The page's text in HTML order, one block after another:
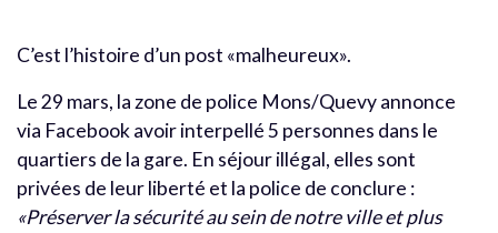
C’est l’histoire d’un post «malheureux».
Le 29 mars, la zone de police Mons/Quevy annonce
via Facebook avoir interpellé 5 personnes dans le
quartiers de la gare. En séjour illégal, elles sont
privées de leur liberté et la police de conclure :
«Préserver la sécurité au sein de notre ville et plus